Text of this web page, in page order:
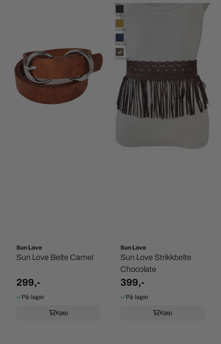
Sun Love
Sun Love Belte Camel
299,-
På lager
Kjøp
Sun Love
Sun Love Strikkbelte
Chocolate
399,-
På lager
Kjøp